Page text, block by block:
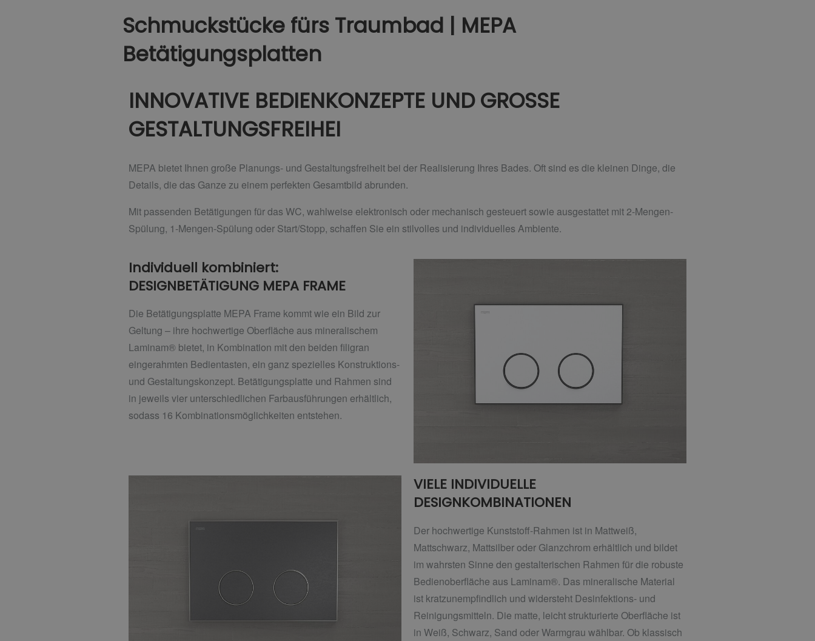
Schmuckstücke fürs Traumbad | MEPA
Betätigungsplatten
INNOVATIVE BEDIENKONZEPTE UND GROSSE
GESTALTUNGSFREIHEI
MEPA bietet Ihnen große Planungs- und Gestaltungsfreiheit bei der Realisierung Ihres Bades. Oft sind es die kleinen Dinge, die
Details, die das Ganze zu einem perfekten Gesamtbild abrunden.
Mit passenden Betätigungen für das WC, wahlweise elektronisch oder mechanisch gesteuert sowie ausgestattet mit 2-Mengen-
Spülung, 1-Mengen-Spülung oder Start/Stopp, schaffen Sie ein stilvolles und individuelles Ambiente.
Individuell kombiniert:
DESIGNBETÄTIGUNG MEPA FRAME
Die Betätigungsplatte MEPA Frame kommt wie ein Bild zur
Geltung – ihre hochwertige Oberfläche aus mineralischem
Laminam® bietet, in Kombination mit den beiden filigran
eingerahmten Bedientasten, ein ganz spezielles Konstruktions-
und Gestaltungskonzept. Betätigungsplatte und Rahmen sind
in jeweils vier unterschiedlichen Farbausführungen erhältlich,
sodass 16 Kombinationsmöglichkeiten entstehen.
VIELE INDIVIDUELLE
DESIGNKOMBINATIONEN
Der hochwertige Kunststoff-Rahmen ist in Mattweiß,
Mattschwarz, Mattsilber oder Glanzchrom erhältlich und bildet
im wahrsten Sinne den gestalterischen Rahmen für die robuste
Bedienoberfläche aus Laminam®. Das mineralische Material
ist kratzunempfindlich und widersteht Desinfektions- und
Reinigungsmitteln. Die matte, leicht strukturierte Oberfläche ist
in Weiß, Schwarz, Sand oder Warmgrau wählbar. Ob klassisch